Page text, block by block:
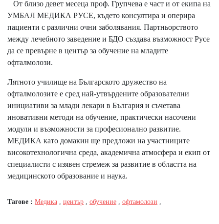
От близо девет месеца проф. Групчева е част и от екипа на
УМБАЛ МЕДИКА РУСЕ, където консултира и оперира
пациенти с различни очни заболявания. Партньорството
между лечебното заведение и БДО създава възможност Русе
да се превърне в център за обучение на младите
офталмолози.
Лятното училище на Българското дружество на
офталмолозите е сред най-утвърдените образователни
инициативи за млади лекари в България и съчетава
иновативни методи на обучение, практически насочени
модули и възможности за професионално развитие.
МЕДИКА като домакин ще предложи на участниците
високотехнологична среда, академична атмосфера и екип от
специалисти с изявен стремеж за развитие в областта на
медицинското образование и наука.
Тагове : Медика център обучение офтамолози